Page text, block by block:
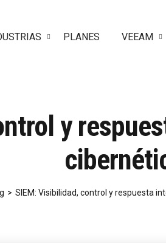
PLANES VEEAM
y
> SIEM: Visibilidad, control y respuesta